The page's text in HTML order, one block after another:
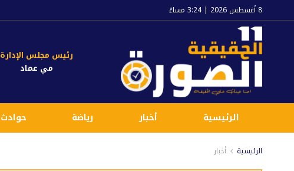
8 أغسطس 2026 | 3:24 مساءً
رئيس مجلس الإدارة
مي عماد
الرئيسية أخبار رياضة حوادث
الرئيسية أخبار